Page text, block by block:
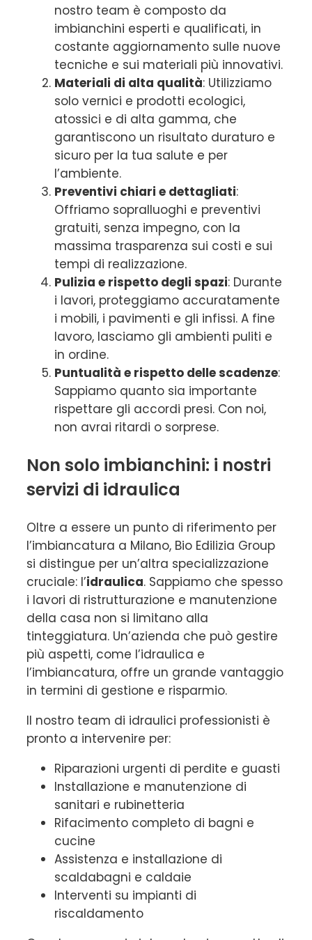
nostro team è composto da
imbianchini esperti e qualificati, in
costante aggiornamento sulle nuove
tecniche e sui materiali più innovativi.
Materiali di alta qualità: Utilizziamo
solo vernici e prodotti ecologici,
atossici e di alta gamma, che
garantiscono un risultato duraturo e
sicuro per la tua salute e per
l’ambiente.
Preventivi chiari e dettagliati:
Offriamo sopralluoghi e preventivi
gratuiti, senza impegno, con la
massima trasparenza sui costi e sui
tempi di realizzazione.
Pulizia e rispetto degli spazi: Durante
i lavori, proteggiamo accuratamente
i mobili, i pavimenti e gli infissi. A fine
lavoro, lasciamo gli ambienti puliti e
in ordine.
Puntualità e rispetto delle scadenze:
Sappiamo quanto sia importante
rispettare gli accordi presi. Con noi,
non avrai ritardi o sorprese.
Non solo imbianchini: i nostri
servizi di idraulica
Oltre a essere un punto di riferimento per
l’imbiancatura a Milano, Bio Edilizia Group
si distingue per un’altra specializzazione
cruciale: l’idraulica. Sappiamo che spesso
i lavori di ristrutturazione e manutenzione
della casa non si limitano alla
tinteggiatura. Un’azienda che può gestire
più aspetti, come l’idraulica e
l’imbiancatura, offre un grande vantaggio
in termini di gestione e risparmio.
Il nostro team di idraulici professionisti è
pronto a intervenire per:
Riparazioni urgenti di perdite e guasti
Installazione e manutenzione di
sanitari e rubinetteria
Rifacimento completo di bagni e
cucine
Assistenza e installazione di
scaldabagni e caldaie
Interventi su impianti di
riscaldamento